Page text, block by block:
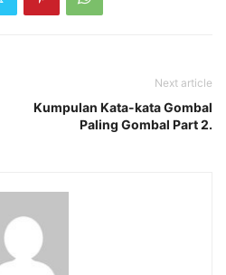
Next article
Kumpulan Kata-kata Gombal
Paling Gombal Part 2.